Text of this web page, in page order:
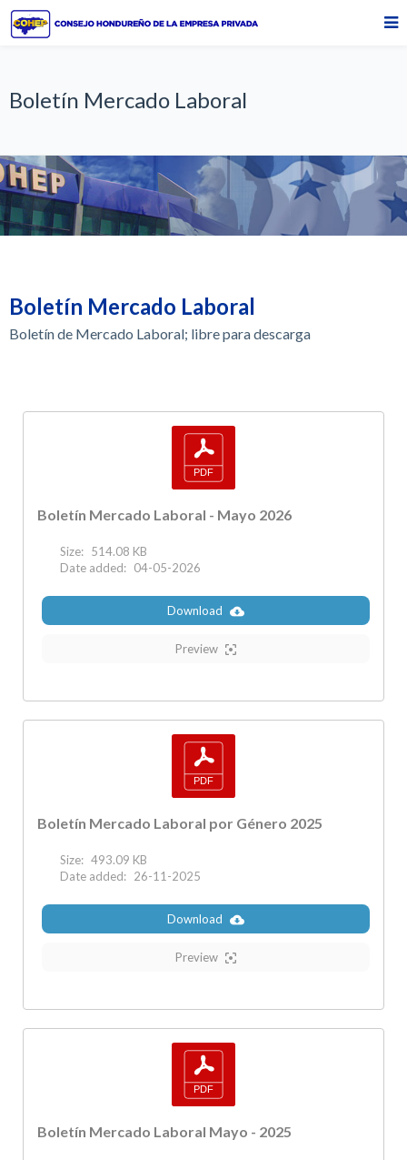
Boletín Mercado Laboral
Boletín Mercado Laboral
Boletín de Mercado Laboral; libre para descarga
Boletín Mercado Laboral - Mayo 2026
Size: 514.08 KB
Date added: 04-05-2026
Download
Preview
Boletín Mercado Laboral por Género 2025
Size: 493.09 KB
Date added: 26-11-2025
Download
Preview
Boletín Mercado Laboral Mayo - 2025